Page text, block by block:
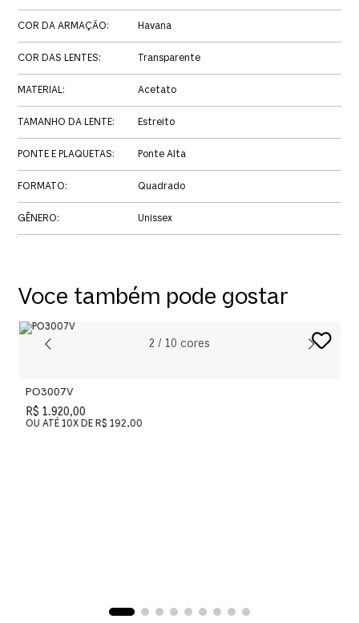
COR DA ARMAÇÃO: Havana
COR DAS LENTES: Transparente
MATERIAL: Acetato
TAMANHO DA LENTE: Estreito
PONTE E PLAQUETAS: Ponte Alta
FORMATO: Quadrado
GÊNERO: Unissex
Voce também pode gostar
2 / 10 cores
PO3007V
R$ 1.920,00
OU ATÉ 10X DE R$ 192,00